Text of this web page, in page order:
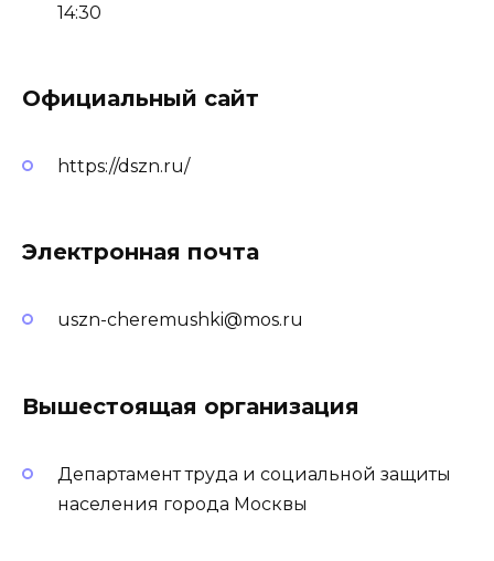
14:30
Официальный сайт
https://dszn.ru/
Электронная почта
uszn-cheremushki@mos.ru
Вышестоящая организация
Департамент труда и социальной защиты
населения города Москвы